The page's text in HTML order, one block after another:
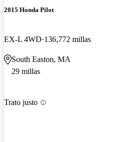
2015 Honda Pilot
EX-L 4WD 136,772 millas
South Easton, MA
29 millas
Trato justo